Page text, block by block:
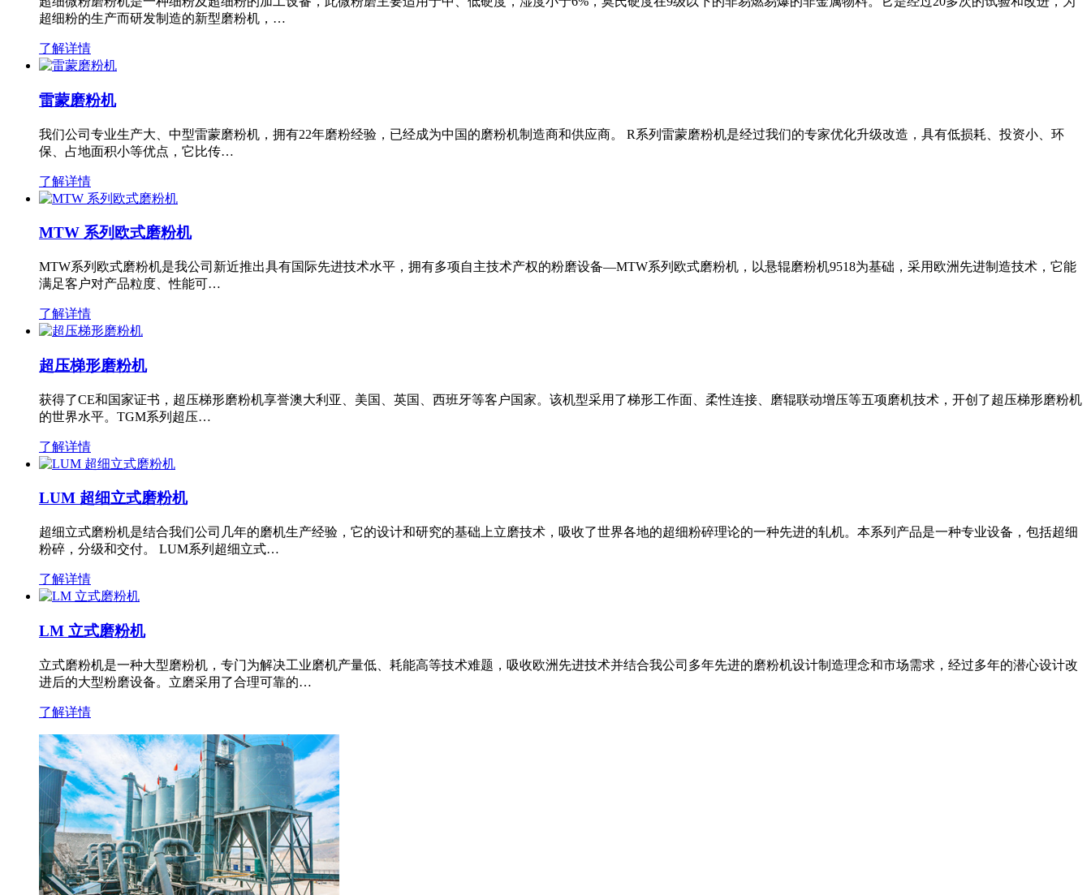
超细粉的生产而研发制造的新型磨粉机，…
了解详情
雷蒙磨粉机
我们公司专业生产大、中型雷蒙磨粉机，拥有22年磨粉经验，已经成为中国的磨粉机制造商和供应商。 R系列雷蒙磨粉机是经过我们的专家优化升级改造，具有低损耗、投资小、环
保、占地面积小等优点，它比传…
了解详情
MTW 系列欧式磨粉机
MTW系列欧式磨粉机是我公司新近推出具有国际先进技术水平，拥有多项自主技术产权的粉磨设备—MTW系列欧式磨粉机，以悬辊磨粉机9518为基础，采用欧洲先进制造技术，它能
满足客户对产品粒度、性能可…
了解详情
超压梯形磨粉机
获得了CE和国家证书，超压梯形磨粉机享誉澳大利亚、美国、英国、西班牙等客户国家。该机型采用了梯形工作面、柔性连接、磨辊联动增压等五项磨机技术，开创了超压梯形磨粉机
的世界水平。TGM系列超压…
了解详情
LUM 超细立式磨粉机
超细立式磨粉机是结合我们公司几年的磨机生产经验，它的设计和研究的基础上立磨技术，吸收了世界各地的超细粉碎理论的一种先进的轧机。本系列产品是一种专业设备，包括超细
粉碎，分级和交付。 LUM系列超细立式…
了解详情
LM 立式磨粉机
立式磨粉机是一种大型磨粉机，专门为解决工业磨机产量低、耗能高等技术难题，吸收欧洲先进技术并结合我公司多年先进的磨粉机设计制造理念和市场需求，经过多年的潜心设计改
进后的大型粉磨设备。立磨采用了合理可靠的…
了解详情